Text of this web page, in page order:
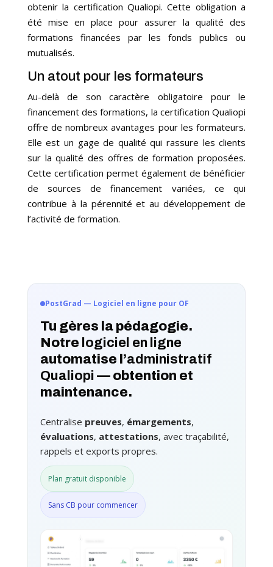
obtenir la certification Qualiopi. Cette obligation a
été mise en place pour assurer la qualité des
formations financées par les fonds publics ou
mutualisés.
Un atout pour les formateurs
Au-delà de son caractère obligatoire pour le
financement des formations, la certification Qualiopi
offre de nombreux avantages pour les formateurs.
Elle est un gage de qualité qui rassure les clients
sur la qualité des offres de formation proposées.
Cette certification permet également de bénéficier
de sources de financement variées, ce qui
contribue à la pérennité et au développement de
l’activité de formation.
PostGrad — Logiciel en ligne pour OF
Tu gères la pédagogie.
Notre logiciel en ligne
automatise l’administratif
Qualiopi — obtention et
maintenance.
Centralise preuves, émargements,
évaluations, attestations, avec traçabilité,
rappels et exports propres.
Plan gratuit disponible
Sans CB pour commencer